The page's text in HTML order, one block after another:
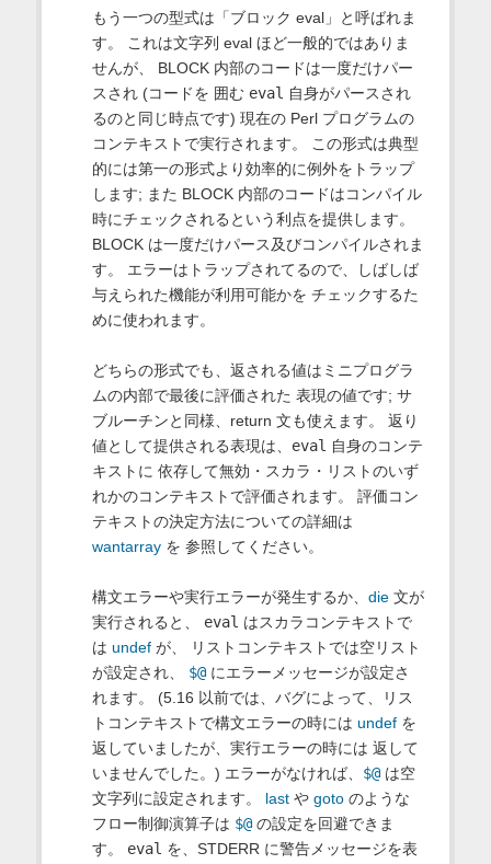
もう一つの型式は「ブロック eval」と呼ばれま
す。 これは文字列 eval ほど一般的ではありま
せんが、 BLOCK 内部のコードは一度だけパー
スされ (コードを 囲む eval 自身がパースされ
るのと同じ時点です) 現在の Perl プログラムの
コンテキストで実行されます。 この形式は典型
的には第一の形式より効率的に例外をトラップ
します; また BLOCK 内部のコードはコンパイル
時にチェックされるという利点を提供します。
BLOCK は一度だけパース及びコンパイルされま
す。 エラーはトラップされてるので、しばしば
与えられた機能が利用可能かを チェックするた
めに使われます。
どちらの形式でも、返される値はミニプログラ
ムの内部で最後に評価された 表現の値です; サ
ブルーチンと同様、return 文も使えます。 返り
値として提供される表現は、 eval 自身のコンテ
キストに 依存して無効・スカラ・リストのいず
れかのコンテキストで評価されます。 評価コン
テキストの決定方法についての詳細は
wantarrayを 参照してください。
構文エラーや実行エラーが発生するか、 die文が
実行されると、 eval はスカラコンテキストで
は undefが、 リストコンテキストでは空リスト
が設定され、 $@にエラーメッセージが設定さ
れます。 (5.16 以前では、バグによって、リス
トコンテキストで構文エラーの時には undefを
返していましたが、実行エラーの時には 返して
いませんでした。) エラーがなければ、 $@は空
文字列に設定されます。 lastや gotoのような
フロー制御演算子は $@の設定を回避できま
す。 eval を、STDERR に警告メッセージを表